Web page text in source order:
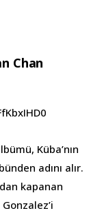
Chan
Küba’nın
adını alır.
kapanan